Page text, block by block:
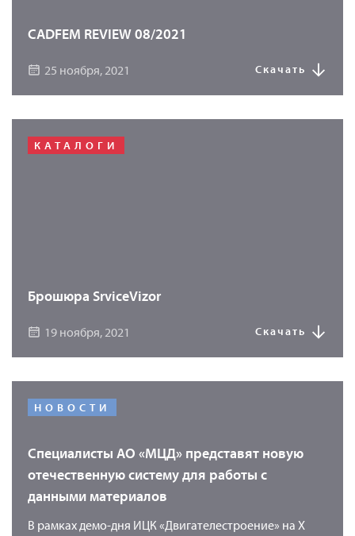
CADFEM REVIEW 08/2021
25 ноября, 2021 Скачать
КАТАЛОГИ
Брошюра SrviceVizor
19 ноября, 2021 Скачать
НОВОСТИ
Специалисты АО «МЦД» представят новую
отечественную систему для работы с
данными материалов
В рамках демо-дня ИЦК «Двигателестроение» на X